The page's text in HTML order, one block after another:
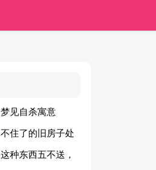
梦见自杀寓意
不住了的旧房子处
理的几个禁忌
这种东西五不送，